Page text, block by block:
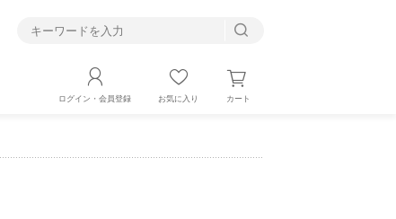
ログイン・会員登録 お気に入り カート